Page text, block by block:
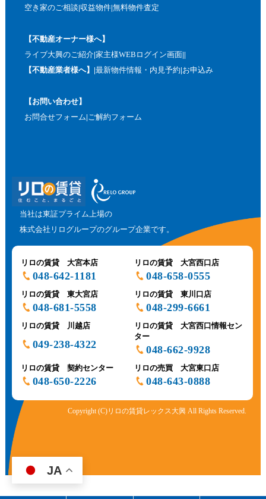
空き家のご相談 収益物件 無料物件査定
【不動産オーナー様へ】
ライブ大興のご紹介 家主様WEBログイン画面
【不動産業者様へ】
最新物件情報・内見予約 お申込み
【お問い合わせ】
お問合せフォーム ご解約フォーム
当社は東証プライム上場の
株式会社リログループのグループ企業です。
リロの賃貸 大宮本店
048-642-1181
リロの賃貸 大宮西口店
048-658-0555
リロの賃貸 東大宮店
048-681-5558
リロの賃貸 東川口店
048-299-6661
リロの賃貸 川越店
049-238-4322
リロの賃貸 大宮西口情報セン
ター
048-662-9928
リロの賃貸 契約センター
048-650-2226
リロの売買 大宮東口店
048-643-0888
Copyright (C)リロの賃貸レックス大興 All Rights Reserved.
JA